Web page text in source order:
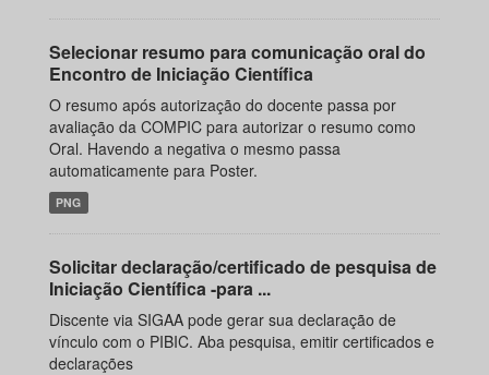
Selecionar resumo para comunicação oral do
Encontro de Iniciação Científica
O resumo após autorização do docente passa por
avaliação da COMPIC para autorizar o resumo como
Oral. Havendo a negativa o mesmo passa
automaticamente para Poster.
PNG
Solicitar declaração/certificado de pesquisa de
Iniciação Científica -para ...
Discente via SIGAA pode gerar sua declaração de
vínculo com o PIBIC. Aba pesquisa, emitir certificados e
declarações